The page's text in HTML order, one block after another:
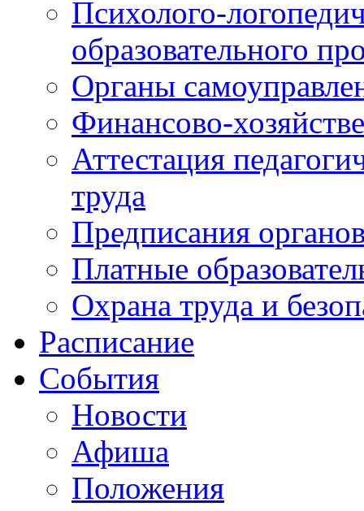
Психолого-
образовательного
Органы
Финансово-
Аттестация
труда
Предписания
Платные
Охрана труда и
Расписание
События
Новости
Афиша
Положения